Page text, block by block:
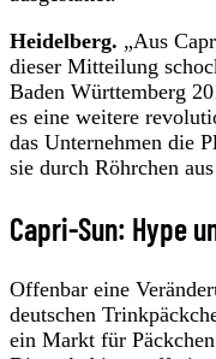
Heidelberg. „Aus
dieser Mitteilung
Baden Württemberg
es eine weitere
das Unternehmen die
sie durch Röhrchen
Capri-Sun: Hype
Offenbar eine
deutschen
ein Markt für